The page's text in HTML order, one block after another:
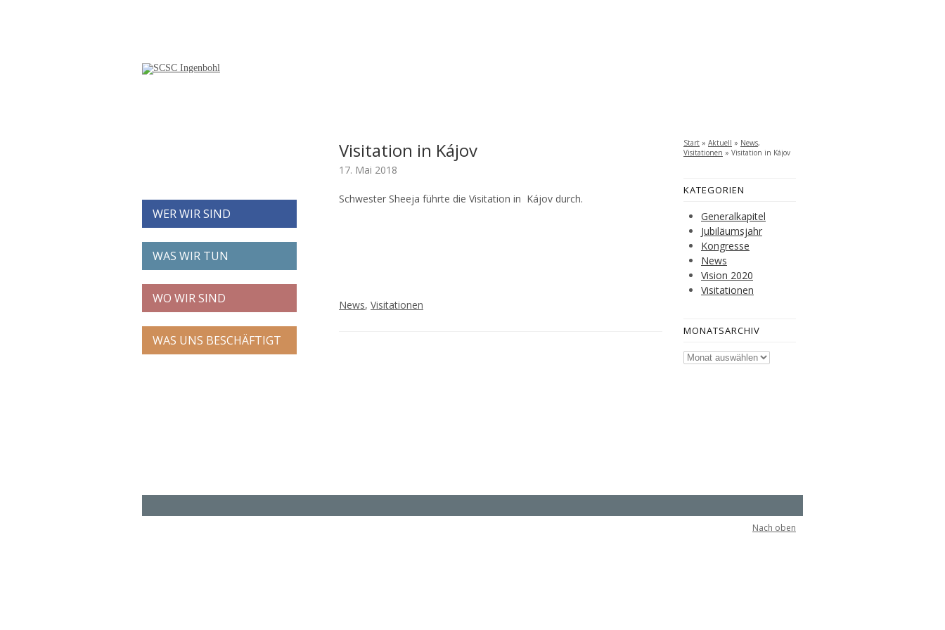
WER WIR SIND
WAS WIR TUN
WO WIR SIND
WAS UNS BESCHÄFTIGT
Visitation in Kájov
17. Mai 2018
Schwester Sheeja führte die Visitation in Kájov durch.
News, Visitationen
Start » Aktuell » News,
Visitationen » Visitation in Kájov
KATEGORIEN
Generalkapitel
Jubiläumsjahr
Kongresse
News
Vision 2020
Visitationen
MONATSARCHIV
Monatsarchiv
Nach oben